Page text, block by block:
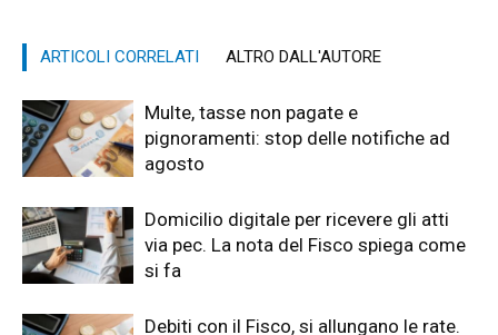
ARTICOLI CORRELATI ALTRO DALL'AUTORE
Multe, tasse non pagate e
pignoramenti: stop delle notifiche ad
agosto
Domicilio digitale per ricevere gli atti
via pec. La nota del Fisco spiega come
si fa
Debiti con il Fisco, si allungano le rate.